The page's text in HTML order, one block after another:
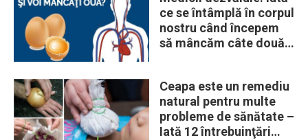
ce se întâmplă în corpul
nostru când începem
să mâncăm câte două
Ceapa este un remediu
natural pentru multe
probleme de sănătate –
Iată 12 întrebuinţări